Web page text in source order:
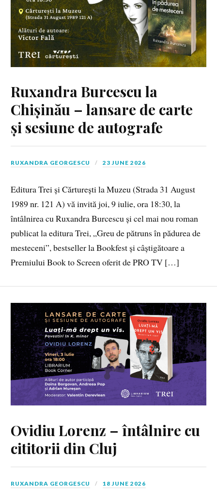
Ruxandra Burcescu la
Chișinău – lansare de carte
și sesiune de autografe
RUXANDRA GEORGESCU 23 JUNE 2026
Editura Trei și Cărturești la Muzeu (Strada 31 August
1989 nr. 121 A) vă invită joi, 9 iulie, ora 18:30, la
întâlnirea cu Ruxandra Burcescu și cel mai nou roman
publicat la editura Trei, „Greu de pătruns în pădurea de
mesteceni”, bestseller la Bookfest și câștigătoare a
Premiului Book to Screen oferit de PRO TV […]
Ovidiu Lorenz – întâlnire cu
cititorii din Cluj
RUXANDRA GEORGESCU 18 JUNE 2026